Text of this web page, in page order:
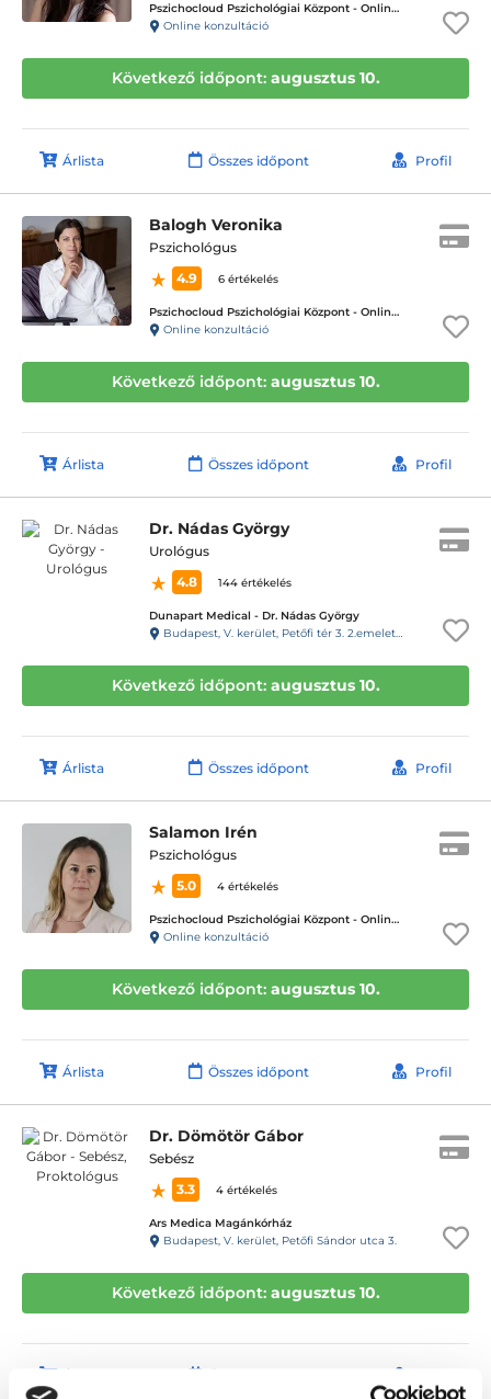
Pszichocloud Pszichológiai Központ - Online ügyfélfogadás
Online konzultáció
Következő időpont: augusztus 10.
Árlista Összes időpont Profil
Balogh Veronika
Pszichológus
4.9
6 értékelés
Pszichocloud Pszichológiai Központ - Online ügyfélfogadás
Online konzultáció
Következő időpont: augusztus 10.
Árlista Összes időpont Profil
Dr. Nádas György
Urológus
4.8
144 értékelés
Dunapart Medical - Dr. Nádas György
Budapest, V. kerület, Petőfi tér 3. 2.emelet 4 ajtó 27-es kapucsengő BALRA az “A”lépcsőház”
Következő időpont: augusztus 10.
Árlista Összes időpont Profil
Salamon Irén
Pszichológus
5.0
4 értékelés
Pszichocloud Pszichológiai Központ - Online ügyfélfogadás
Online konzultáció
Következő időpont: augusztus 10.
Árlista Összes időpont Profil
Dr. Dömötör Gábor
Sebész
3.3
4 értékelés
Ars Medica Magánkórház
Budapest, V. kerület, Petőfi Sándor utca 3.
Következő időpont: augusztus 10.